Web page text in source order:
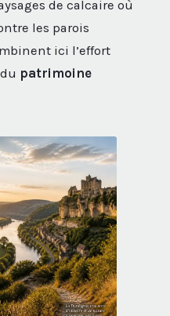
de calcaire où
les parois
ici l’effort
patrimoine